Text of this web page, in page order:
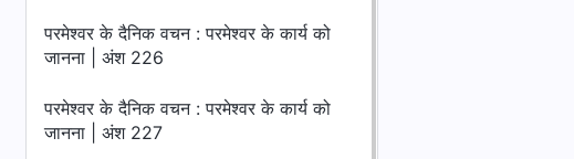
परमेश्वर के दैनिक वचन : परमेश्वर के कार्य को
जानना | अंश 226
परमेश्वर के दैनिक वचन : परमेश्वर के कार्य को
जानना | अंश 227